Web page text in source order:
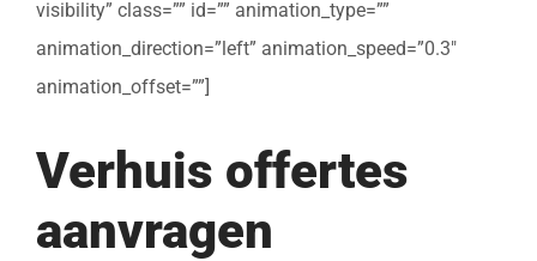
visibility” class=”” id=”” animation_type=””
animation_direction=”left” animation_speed=”0.3″
animation_offset=””]
Verhuis offertes
aanvragen